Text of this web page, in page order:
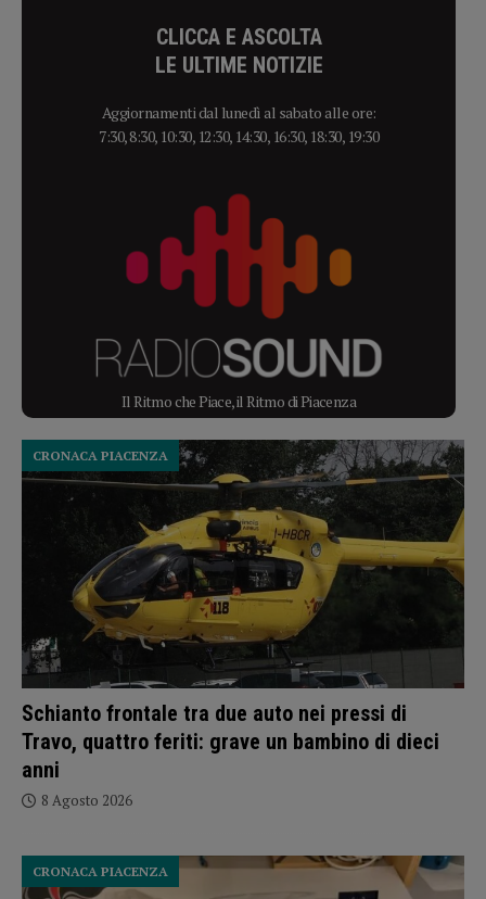
CLICCA E ASCOLTA
LE ULTIME NOTIZIE
Aggiornamenti dal lunedì al sabato alle ore:
7:30, 8:30, 10:30, 12:30, 14:30, 16:30, 18:30, 19:30
Il Ritmo che Piace, il Ritmo di Piacenza
Schianto frontale tra due auto nei pressi di
Travo, quattro feriti: grave un bambino di dieci
anni
CRONACA PIACENZA
8 Agosto 2026
CRONACA PIACENZA